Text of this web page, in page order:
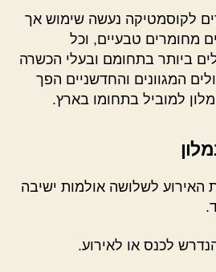
לקוסמטיקה נעשה שימוש אך
מחומרים טבעיים, וכל
ביותר בתחומם ובעלי הכשרה
המגוונים והחדשניים הפך
למוביל בתחומו בארץ.
האירוע לשלושה אולמות ישיבה
לכנס או לאירוע.